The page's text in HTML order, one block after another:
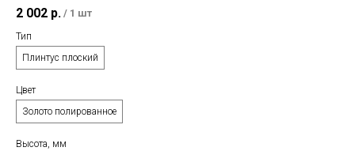
2 002 р. / 1 шт
Тип
Плинтус плоский
Цвет
Золото полированное
Высота, мм